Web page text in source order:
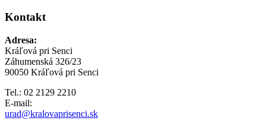
Kontakt
Adresa:
Kráľová pri Senci
Záhumenská 326/23
90050 Kráľová pri Senci
Tel.: 02 2129 2210
E-mail:
urad@kralovaprisenci.sk